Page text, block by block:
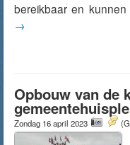
bereikbaar en
→
Opbouw van de
Zondag 16 april 2023